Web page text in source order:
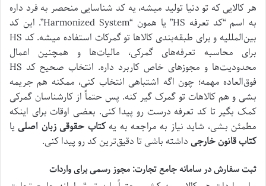
هر کالایی که تو دنیا تولید میشه، یه کد شناسایی منحصر به فرد داره
به اسم “کد تعرفه HS” یا همون “Harmonized System”. این کد
بین‌المللیه و برای طبقه‌بندی کالاها تو گمرکات استفاده میشه. کد HS
برای محاسبه تعرفه‌های گمرکی، مالیات‌ها و همچنین اعمال
محدودیت‌ها و مجوزهای خاص کاربرد داره. انتخاب صحیح کد HS
فوق‌العاده مهمه؛ چون اگه اشتباهی انتخاب کنی، ممکنه هم جریمه
بشی و هم کالاهات تو گمرک گیر کنه. پس حتماً از کارشناسان گمرکی
کمک بگیر تا کد تعرفه درست رو پیدا کنی. بعضی اوقات برای اینکه
مطمئن بشی، شاید نیاز به مراجعه به یهکتاب حقوقی زبان اصلییا
کتاب قانون خارجیداشته باشی تا دقیق‌ترین کد رو پیدا کنی.
ثبت سفارش در سامانه جامع تجارت: مجوز رسمی برای واردات